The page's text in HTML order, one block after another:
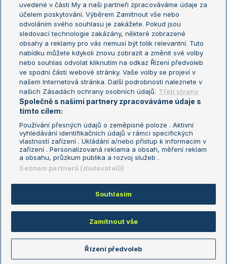
US Open
Turnaj mistrů
Turnaj mistryň
Aktualní trendy
Fotbalové přestupy
Livesport Daily
LS Prague Open
Podmínky užití
Nastavení soukromí
GDPR a žurnalistika
Reklama
Kontakt
Informace o zpracování osobních
údajů
Copyright © 2008-2026 TenisPortal.cz. Využíváme zpravodajství ČTK.
uvedené v části My a naši partneři zpracováváme údaje za
účelem poskytování. Výběrem Zamítnout vše nebo
odvoláním svého souhlasu je zakážete. Pokud jsou
sledovací technologie zakázány, některé zobrazené
obsahy a reklamy pro vás nemusí být tolik relevantní. Tuto
nabídku můžete kdykoli znovu zobrazit a změnit své volby
nebo souhlas odvolat kliknutím na odkaz Řízení předvoleb
ve spodní části webové stránky. Vaše volby se projeví v
našem Internetová stránka. Další podrobnosti naleznete v
našich Zásadách ochrany osobních údajů. Třetí strany
Společně s našimi partnery zpracováváme údaje s
tímto cílem:
Používání přesných údajů o zeměpisné poloze . Aktivní
vyhledávání identifikačních údajů v rámci specifických
vlastností zařízení . Ukládání a/nebo přístup k informacím v
zařízení . Personalizovaná reklama a obsah, měření reklam
a obsahu, průzkum publika a rozvoj služeb .
Seznam partnerů (dodavatelů)
Souhlasím
Zamítnout vše
Řízení předvoleb